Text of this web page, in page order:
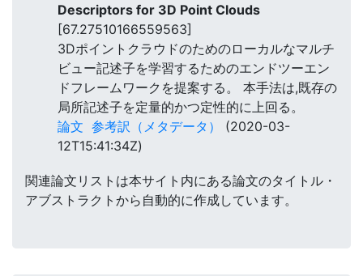
Descriptors for 3D Point Clouds
[67.27510166559563]
3Dポイントクラウドのためのローカルなマルチ
ビュー記述子を学習するためのエンドツーエン
ドフレームワークを提案する。 本手法は,既存の
局所記述子を定量的かつ定性的に上回る。
論文 参考訳（メタデータ）
(2020-03-
12T15:41:34Z)
関連論文リストは本サイト内にある論文のタイトル・
アブストラクトから自動的に作成しています。